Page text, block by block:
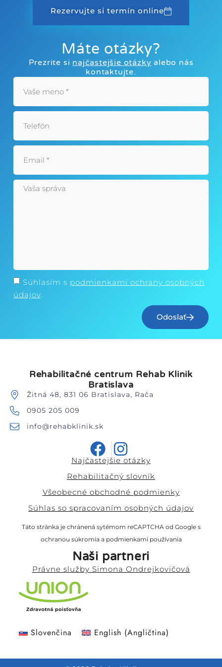
Rezervujte si termín online
Máte otázky?
Prezrite si najčastejšie otázky alebo nás
kontaktujte.
Súhlasím s podmienkami ochrany osobných
údajov.
Odoslať
Rehabilitačné centrum Rehab Klinik
Bratislava
Žitná 48, 831 06 Bratislava, Rača
0905 205 009
info@rehabklinik.sk
Najčastejšie otázky
Rehabilitačný slovník
Všeobecné obchodné podmienky
Súhlas so spracovaním osobných údajov
Táto stránka je chránená sytémom reCAPTCHA od Google s
ochranou súkromia a podmienkami používania
Naši partneri
Právne služby Simona Ondrejkovičová
Slovenčina English (Angličtina)